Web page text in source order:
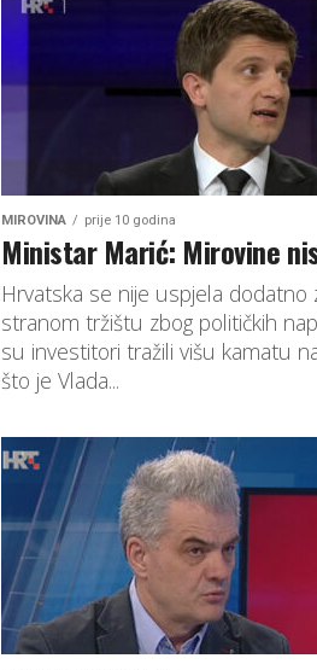
MIROVINA prije 10 godina
Ministar Marić: Mirovine
Hrvatska se nije uspjela dodatno
stranom tržištu zbog političkih
su investitori tražili višu kamatu
što je Vlada...